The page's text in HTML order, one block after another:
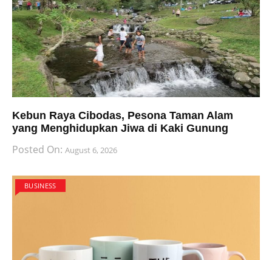
Kebun Raya Cibodas, Pesona Taman Alam
yang Menghidupkan Jiwa di Kaki Gunung
Posted On: August 6, 2026
BUSINESS